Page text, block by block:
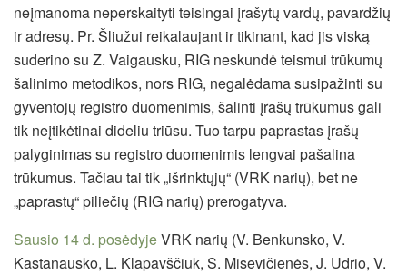
neįmanoma neperskaityti teisingai įrašytų vardų, pavardžių
ir adresų. Pr. Šliužui reikalaujant ir tikinant, kad jis viską
suderino su Z. Vaigausku, RIG neskundė teismui trūkumų
šalinimo metodikos, nors RIG, negalėdama susipažinti su
gyventojų registro duomenimis, šalinti įrašų trūkumus gali
tik neįtikėtinai dideliu triūsu. Tuo tarpu paprastas įrašų
palyginimas su registro duomenimis lengvai pašalina
trūkumus. Tačiau tai tik „išrinktųjų“ (VRK narių), bet ne
„paprastų“ piliečių (RIG narių) prerogatyva.
Sausio 14 d. posėdyjeVRK narių (V. Benkunsko, V.
Kastanausko, L. Klapavščiuk, S. Misevičienės, J. Udrio, V.